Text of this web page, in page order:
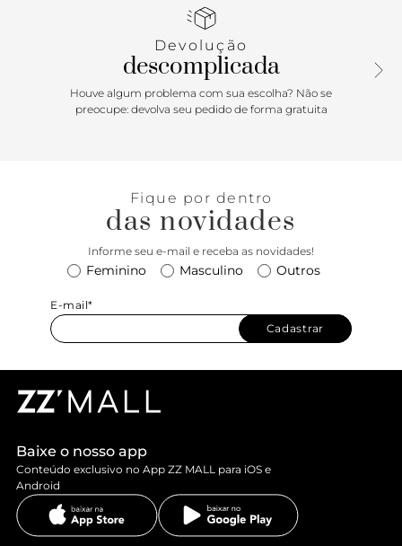
durante o uso. Com silhueta relaxed e na cor marrom, o
ajuste frontal falso, com loop para prender chaves no cós
traseiro direito. Uma peça tradicional Vans que agrega o
estilo “Off The Wall”, compondo um visual totalmente
despojado. O modelo tem caimento solto, permitindo a
Devolução
descomplicada
Houve algum problema com sua escolha? Não se
preocupe: devolva seu pedido de forma gratuita
Fique por dentro
das novidades
Informe seu e-mail e receba as novidades!
Feminino Masculino Outros
E-mail*
Cadastrar
Baixe o nosso app
Conteúdo exclusivo no App ZZ MALL para iOS e
Android